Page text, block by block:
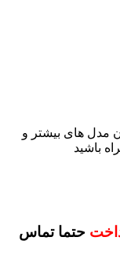
مدل های بیشتر و
باشید
حتما تماس